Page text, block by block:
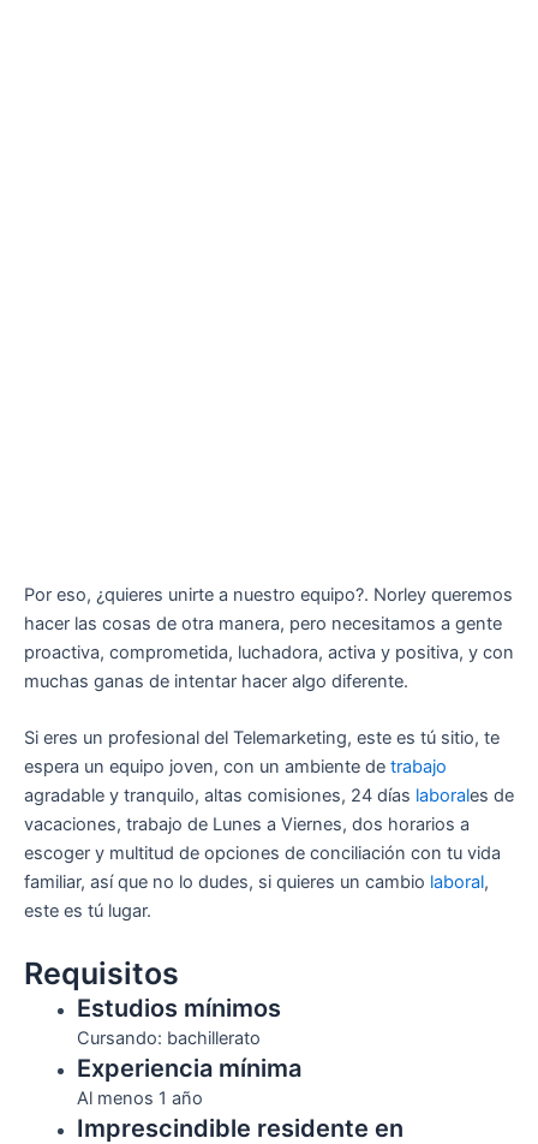
Por eso, ¿quieres unirte a nuestro equipo?. Norley queremos
hacer las cosas de otra manera, pero necesitamos a gente
proactiva, comprometida, luchadora, activa y positiva, y con
muchas ganas de intentar hacer algo diferente.
Si eres un profesional del Telemarketing, este es tú sitio, te
espera un equipo joven, con un ambiente de trabajo
agradable y tranquilo, altas comisiones, 24 días laborales de
vacaciones, trabajo de Lunes a Viernes, dos horarios a
escoger y multitud de opciones de conciliación con tu vida
familiar, así que no lo dudes, si quieres un cambio laboral,
este es tú lugar.
Requisitos
Estudios mínimos
Cursando: bachillerato
Experiencia mínima
Al menos 1 año
Imprescindible residente en